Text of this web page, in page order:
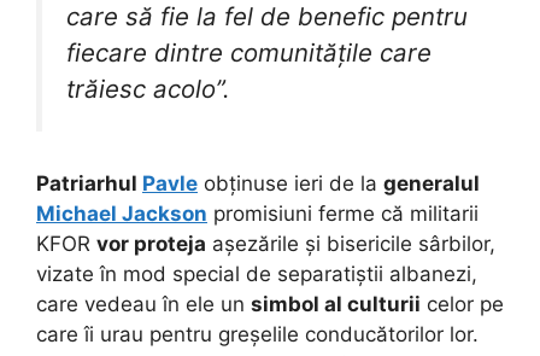
care să fie la fel de benefic pentru
fiecare dintre comunitățile care
trăiesc acolo”.
Patriarhul Pavle obținuse ieri de la generalul
Michael Jackson promisiuni ferme că militarii
KFOR vor proteja așezările și bisericile sârbilor,
vizate în mod special de separatiștii albanezi,
care vedeau în ele un simbol al culturii celor pe
care îi urau pentru greșelile conducătorilor lor.